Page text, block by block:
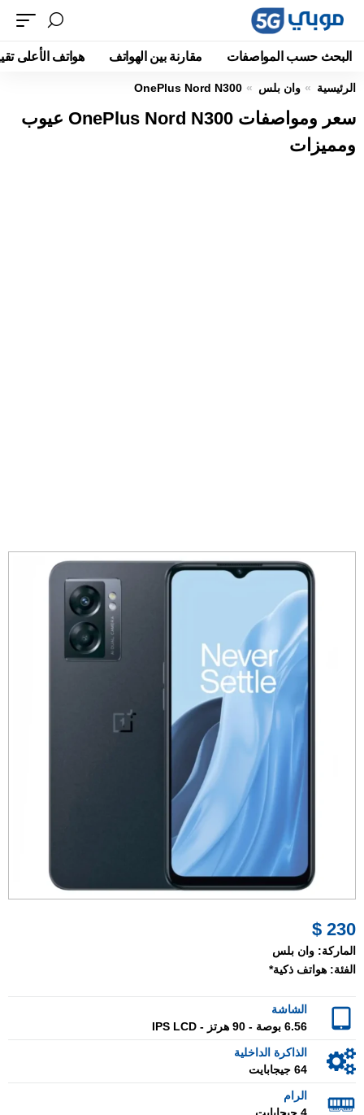
البحث حسب المواصفات مقارنة بين الهواتف هواتف الأعلى
الرئيسية وان بلس OnePlus Nord N300
سعر ومواصفات OnePlus Nord N300 عيوب
ومميزات
230 $
الماركة: وان بلس
الفئة: هواتف ذكية*
الشاشة
6.56 بوصة - 90 هرتز - IPS LCD
الذاكرة الداخلية
64 جيجابايت
الرام